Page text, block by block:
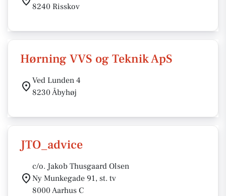
8240 Risskov
Hørning VVS og Teknik ApS
Ved Lunden 4
8230 Åbyhøj
JTO_advice
c/o. Jakob Thusgaard Olsen
Ny Munkegade 91, st. tv
8000 Aarhus C